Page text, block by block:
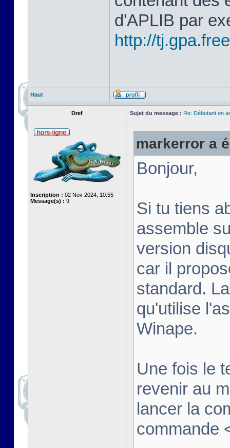
d'APLIB par
http://
Haut
Dref Sujet du message : Re: Débutant en
Inscription : 02 Nov 2024, 10:55
Message(s) : 9
markerror a
Bonjour,
Si tu tiens
assemble
version
car il
standard.
qu'utilise
Winape.
Une fois le
revenir au
lancer la
commande